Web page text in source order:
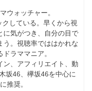
ウォッチャー。
している。早くから視
に気がつき、自分の目で
う。視聴率でははかれな
ラママニア。
ン、アフィリエイト、動
坂46、欅坂46を中心に
推奨。